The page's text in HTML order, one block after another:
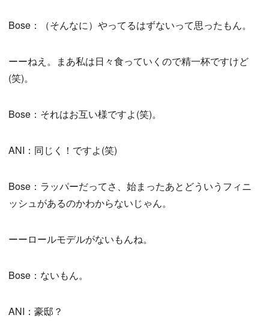
Bose：（そんなに）やってるはずないって思ったもん。
ーーねえ。まあ私は日々食っていくので精一杯ですけど
(笑)。
Bose：それはお互い様ですよ(笑)。
ANI：同じく！ですよ(笑)
Bose：ラッパーだってさ、始まったあとどういうフィニ
ッシュがあるのかわからないじゃん。
ーーロールモデルがないもんね。
Bose：ないもん。
ANI：豪邸？